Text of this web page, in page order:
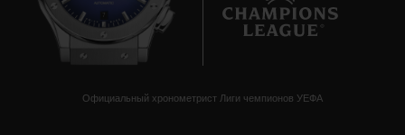
ONE CLICK KING GOLD WHITE
Официальный хронометрист Лиги чемпионов УЕФА